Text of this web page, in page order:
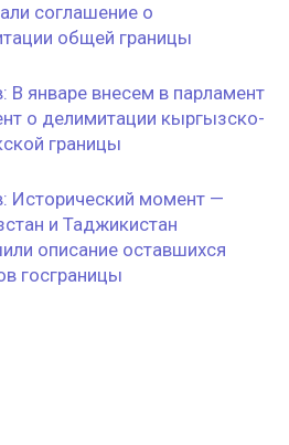
соглашение о
общей границы
В январе внесем в парламент
о делимитации кыргызско-
границы
Исторический момент —
и Таджикистан
описание оставшихся
госграницы